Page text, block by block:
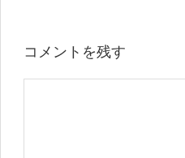
コメントを残す